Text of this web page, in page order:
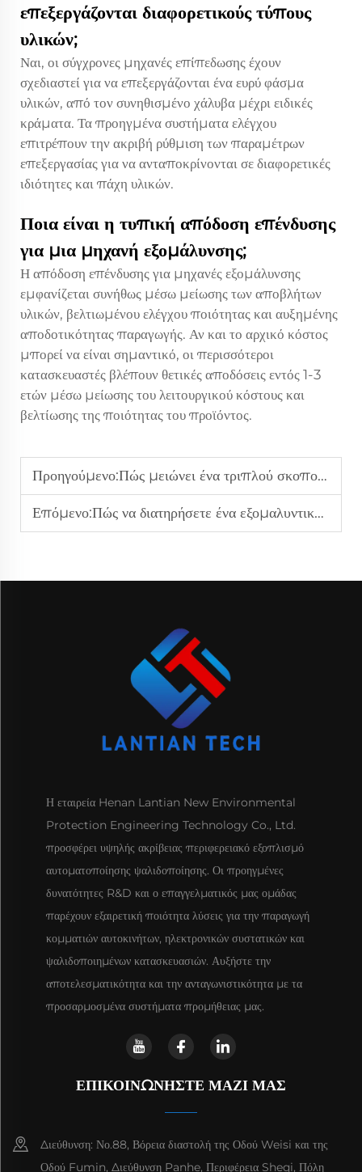
επεξεργάζονται διαφορετικούς τύπους
υλικών;
Ναι, οι σύγχρονες μηχανές επίπεδωσης έχουν
σχεδιαστεί για να επεξεργάζονται ένα ευρύ φάσμα
υλικών, από τον συνηθισμένο χάλυβα μέχρι ειδικές
κράματα. Τα προηγμένα συστήματα ελέγχου
επιτρέπουν την ακριβή ρύθμιση των παραμέτρων
επεξεργασίας για να ανταποκρίνονται σε διαφορετικές
ιδιότητες και πάχη υλικών.
Ποια είναι η τυπική απόδοση επένδυσης
για μια μηχανή εξομάλυνσης;
Η απόδοση επένδυσης για μηχανές εξομάλυνσης
εμφανίζεται συνήθως μέσω μείωσης των αποβλήτων
υλικών, βελτιωμένου ελέγχου ποιότητας και αυξημένης
αποδοτικότητας παραγωγής. Αν και το αρχικό κόστος
μπορεί να είναι σημαντικό, οι περισσότεροι
κατασκευαστές βλέπουν θετικές αποδόσεις εντός 1-3
ετών μέσω μείωσης του λειτουργικού κόστους και
βελτίωσης της ποιότητας του προϊόντος.
Προηγούμενο:Πώς μειώνει ένα τριπλού σκοπού μηχάνημα τροφοδοσίας τα απόβλητα υλικού στην παραγωγή;
Επόμενο:Πώς να διατηρήσετε ένα εξομαλυντικό μηχάνημα σε απόδοση κορυφής;
Η εταιρεία Henan Lantian New Environmental
Protection Engineering Technology Co., Ltd.
προσφέρει υψηλής ακρίβειας περιφερειακό εξοπλισμό
αυτοματοποίησης ψαλιδοποίησης. Οι προηγμένες
δυνατότητες R&D και ο επαγγελματικός μας ομάδας
παρέχουν εξαιρετική ποιότητα λύσεις για την παραγωγή
κομματιών αυτοκινήτων, ηλεκτρονικών συστατικών και
ψαλιδοποιημένων κατασκευασιών. Αυξήστε την
αποτελεσματικότητα και την ανταγωνιστικότητα με τα
προσαρμοσμένα συστήματα προμήθειας μας.
ΕΠΙΚΟΙΝΩΝΗΣΤΕ ΜΑΖΙ ΜΑΣ
Διεύθυνση: Νο.88, Βόρεια διαστολή της Οδού Weisi και της
Οδού Fumin, Διεύθυνση Panhe, Περιφέρεια Sheqi, Πόλη